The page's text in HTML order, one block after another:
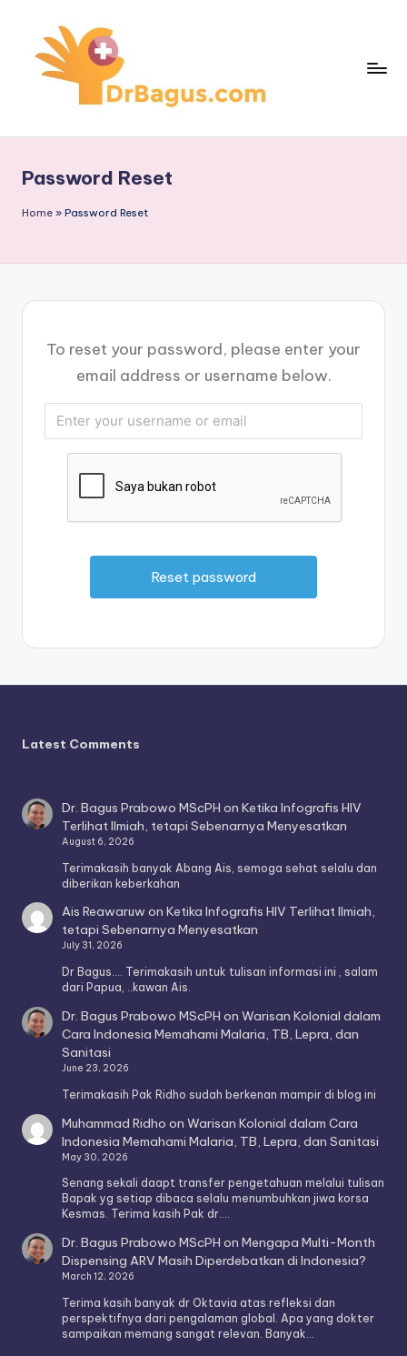
content
Password Reset
Home » Password Reset
To reset your password, please enter your
email address or username below.
Latest Comments
Dr. Bagus Prabowo MScPH onKetika Infografis HIV
Terlihat Ilmiah, tetapi Sebenarnya Menyesatkan
August 6, 2026
Terimakasih banyak Abang Ais, semoga sehat selalu dan
diberikan keberkahan
Ais ReawaruwonKetika Infografis HIV Terlihat Ilmiah,
tetapi Sebenarnya Menyesatkan
July 31, 2026
Dr Bagus.... Terimakasih untuk tulisan informasi ini , salam
dari Papua, ..kawan Ais.
Dr. Bagus Prabowo MScPH onWarisan Kolonial dalam
Cara Indonesia Memahami Malaria, TB, Lepra, dan
Sanitasi
June 23, 2026
Terimakasih Pak Ridho sudah berkenan mampir di blog ini
Muhammad Ridho onWarisan Kolonial dalam Cara
Indonesia Memahami Malaria, TB, Lepra, dan Sanitasi
May 30, 2026
Senang sekali daapt transfer pengetahuan melalui tulisan
Bapak yg setiap dibaca selalu menumbuhkan jiwa korsa
Kesmas. Terima kasih Pak dr.…
Dr. Bagus Prabowo MScPH onMengapa Multi-Month
Dispensing ARV Masih Diperdebatkan di Indonesia?
March 12, 2026
Terima kasih banyak dr Oktavia atas refleksi dan
perspektifnya dari pengalaman global. Apa yang dokter
sampaikan memang sangat relevan. Banyak…